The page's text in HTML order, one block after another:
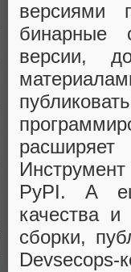
версиями
бинарные
версии,
PyPI. А
качества и
сборки,
Devsecops-